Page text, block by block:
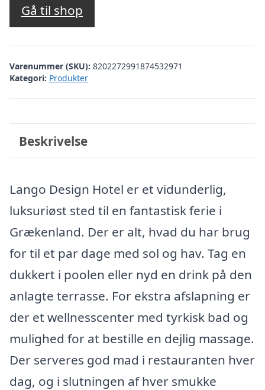
Gå til shop
Varenummer (SKU): 8202272991874532971
Kategori: Produkter
Beskrivelse
Lango Design Hotel er et vidunderlig,
luksuriøst sted til en fantastisk ferie i
Grækenland. Der er alt, hvad du har brug
for til et par dage med sol og hav. Tag en
dukkert i poolen eller nyd en drink på den
anlagte terrasse. For ekstra afslapning er
der et wellnesscenter med tyrkisk bad og
mulighed for at bestille en dejlig massage.
Der serveres god mad i restauranten hver
dag, og i slutningen af hver smukke